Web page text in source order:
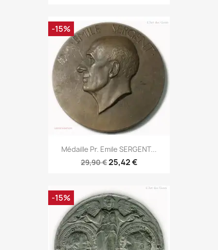
Médaille Pr. Emile SERGENT...
29,90 €25,42 €
-15%
-15%